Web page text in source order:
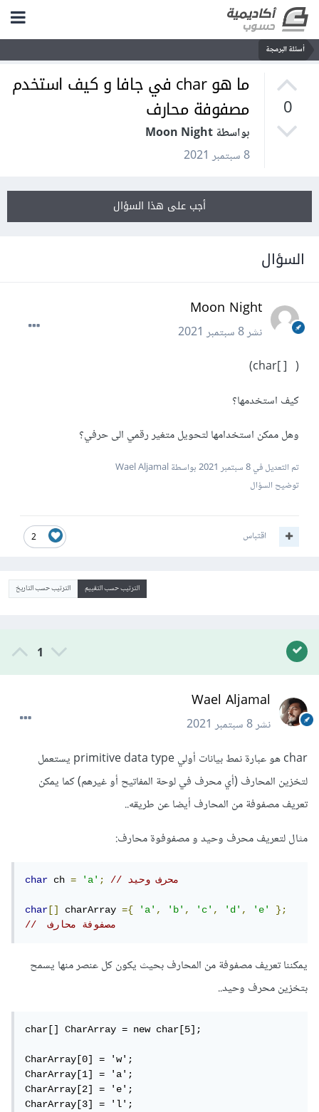
أسئلة البرمجة
0
ما هو char في جافا و كيف استخدم
مصفوفة محارف
بواسطة Moon Night
8 سبتمبر 2021
أجب على هذا السؤال
السؤال
Moon Night
نشر8 سبتمبر 2021
( [ ]char)
كيف استخدمها؟
وهل ممكن استخدامها لتحويل متغير رقمي الى حرفي؟
تم التعديل في8 سبتمبر 2021
بواسطة Wael Aljamal
توضيح السؤال
2 اقتباس
الترتيب حسب التقييم الترتيب حسب التاريخ
1
Wael Aljamal
نشر8 سبتمبر 2021
char هو عبارة نمط بيانات أولي primitive data type يستعمل
لتخزين المحارف (أي محرف في لوحة المفاتيح أو غيرهم) كما يمكن
تعريف مصفوفة من المحارف أيضا عن طريقه..
مثال لتعريف محرف وحيد و مصفوفوة محارف:
char ch = 'a'; // محرف وحيد
char [] charArray ={ 'a', 'b', 'c', 'd', 'e'
};
//  مصفوفة محارف
يمكننا تعريف مصفوفة من المحارف بحيث يكون كل عنصر منها يسمح
بتخزين محرف وحيد..
char[] CharArray = new char[5];
CharArray[0] = 'w';
CharArray[1] = 'a';
CharArray[2] = 'e';
CharArray[3] = 'l';